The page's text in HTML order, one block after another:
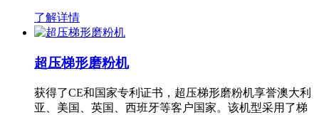
了解详情
超压梯形磨粉机
获得了CE和国家专利证书，超压梯形磨粉机享誉澳大利
亚、美国、英国、西班牙等客户国家。该机型采用了梯